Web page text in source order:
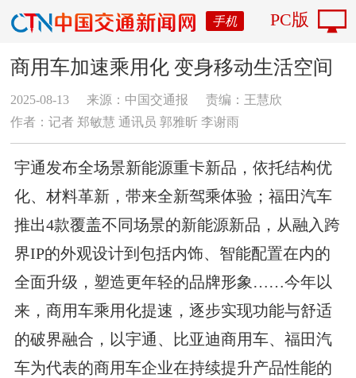
手机 PC版
商用车加速乘用化 变身移动生活空间
2025-08-13 来源：中国交通报
责编：王慧欣
作者：​记者 郑敏慧 通讯员 郭雅昕 李谢雨
宇通发布全场景新能源重卡新品，依托结构优
化、材料革新，带来全新驾乘体验；福田汽车
推出4款覆盖不同场景的新能源新品，从融入跨
界IP的外观设计到包括内饰、智能配置在内的
全面升级，塑造更年轻的品牌形象……今年以
来，商用车乘用化提速，逐步实现功能与舒适
的破界融合，以宇通、比亚迪商用车、福田汽
车为代表的商用车企业在持续提升产品性能的